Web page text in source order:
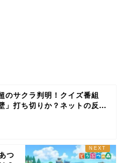
のサクラ判明！クイズ番組
」打ち切りか？ネットの反...
つ